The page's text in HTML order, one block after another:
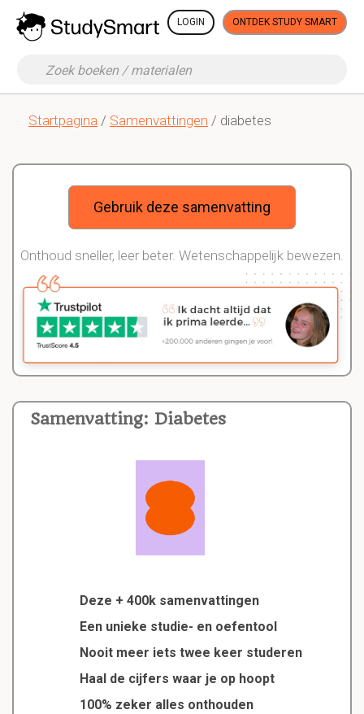
LOGIN ONTDEK STUDY SMART
Startpagina / Samenvattingen / diabetes
Samenvatting: Diabetes
Deze + 400k samenvattingen
Een unieke studie- en oefentool
Nooit meer iets twee keer studeren
Haal de cijfers waar je op hoopt
100% zeker alles onthouden
Gebruik deze samenvatting
Onthoud sneller, leer beter. Wetenschappelijk bewezen.